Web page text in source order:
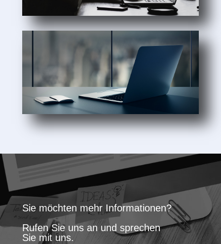
Sie möchten mehr Informationen?
Rufen Sie uns an und sprechen
Sie mit uns.